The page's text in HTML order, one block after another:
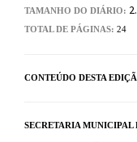
TAMANHO DO DIÁRIO:
TOTAL DE PÁGINAS: 24
CONTEÚDO DESTA
SECRETARIA MUNICIPAL